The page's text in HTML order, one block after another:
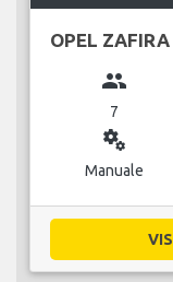
OPEL ZAFIRA
group
7
miscellaneous_services
Manuale